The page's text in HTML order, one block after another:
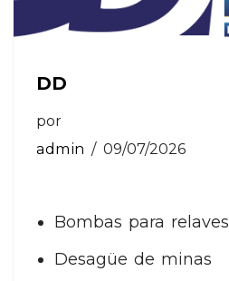
DD
por
admin
09/07/2026
Bombas para relaves
Desagüe de minas